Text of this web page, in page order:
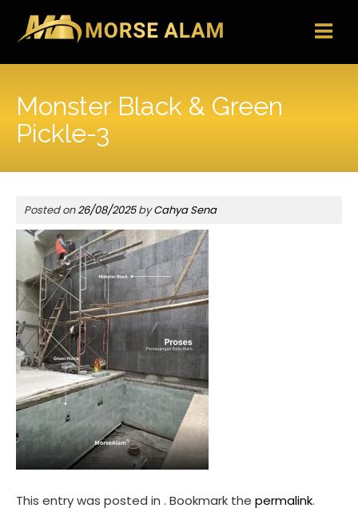
content
Monster Black & Green
Pickle-3
Posted on26/08/2025byCahya Sena
This entry was posted in . Bookmark the permalink.